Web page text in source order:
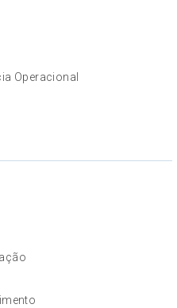
Operacional